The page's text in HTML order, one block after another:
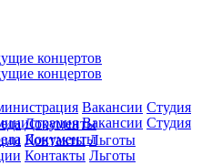
концертов
Вакансии Студия
Документы
Контакты Льготы
концертов
Вакансии Студия
Документы
Контакты Льготы